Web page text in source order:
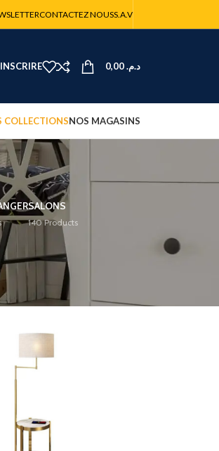
CONTACTEZ NOUSS.A.V
د.م.
COLLECTIONSNOS MAGASINS
SALONS
140 Products